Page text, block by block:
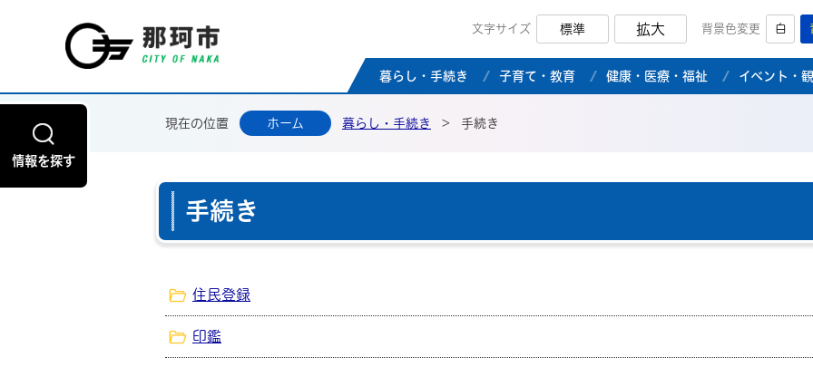
那珂市公式ホームページ
文字サイズ 標準 拡大 背景色変更 白
暮らし・手続き 子育て・教育 健康・医療・福祉 イベント・
情報を探す
現在の位置 ホーム 暮らし・手続き > 手続き
手続き
住民登録
印鑑